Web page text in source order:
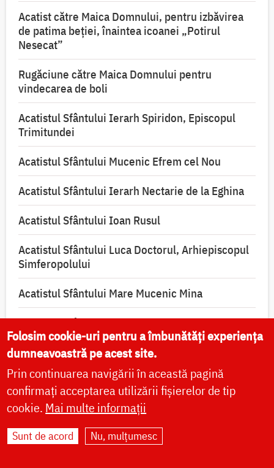
Acatist către Maica Domnului, pentru izbăvirea
de patima beției, înaintea icoanei „Potirul
Nesecat”
Rugăciune către Maica Domnului pentru
vindecarea de boli
Acatistul Sfântului Ierarh Spiridon, Episcopul
Trimitundei
Acatistul Sfântului Mucenic Efrem cel Nou
Acatistul Sfântului Ierarh Nectarie de la Eghina
Acatistul Sfântului Ioan Rusul
Acatistul Sfântului Luca Doctorul, Arhiepiscopul
Simferopolului
Acatistul Sfântului Mare Mucenic Mina
Acatistul Sfântului Sfințit Mucenic Ciprian,
izbăvitorul de vrăji, blesteme și de toată lucrarea
diavolească
Folosim cookie-uri pentru a îmbunătăți experiența
dumneavoastră pe acest site.
Prin continuarea navigării în această pagină
confirmați acceptarea utilizării fișierelor de tip
cookie. Mai multe informații
Sunt de acord Nu, mulțumesc